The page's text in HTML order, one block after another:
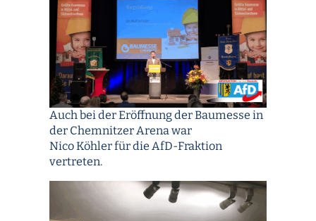
Auch bei der Eröffnung der Baumesse in
der Chemnitzer Arena war
Nico Köhler für die AfD-Fraktion
vertreten.